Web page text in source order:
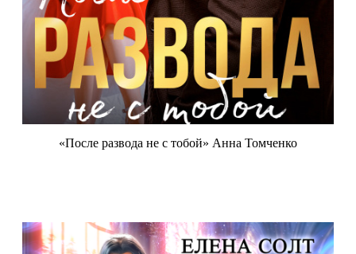
«После развода не с тобой» Анна Томченко